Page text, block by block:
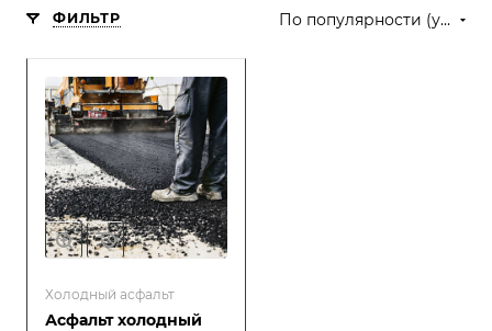
ФИЛЬТР По популярности (убывание)
Холодный асфальт
Асфальт холодный